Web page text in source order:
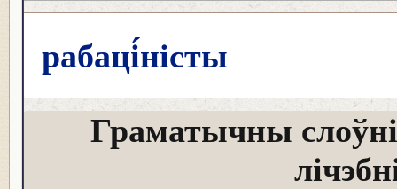
рабаці́ністы
Граматычны